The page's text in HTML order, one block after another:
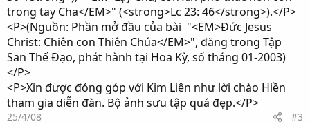
trong tay Cha</EM>" (<strong>Lc 23: 46</strong>).</P>
<P>(Nguồn: Phần mở đầu của bài "<EM>Đức Jesus
Christ: Chiên con Thiên Chúa</EM>", đăng trong Tập
San Thế Đạo, phát hành tại Hoa Kỳ, số tháng 01-2003)
</P>
<P>Xin được đóng góp với Kim Liên như lời chào Hiền
tham gia diễn đàn. Bộ ảnh sưu tập quá đẹp.</P>
25/4/08 #3